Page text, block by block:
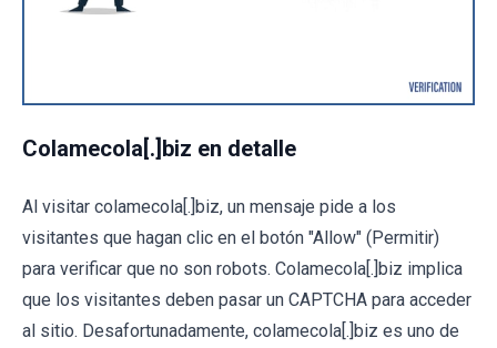
Colamecola[.]biz en detalle
Al visitar colamecola[.]biz, un mensaje pide a los
visitantes que hagan clic en el botón "Allow" (Permitir)
para verificar que no son robots. Colamecola[.]biz implica
que los visitantes deben pasar un CAPTCHA para acceder
al sitio. Desafortunadamente, colamecola[.]biz es uno de